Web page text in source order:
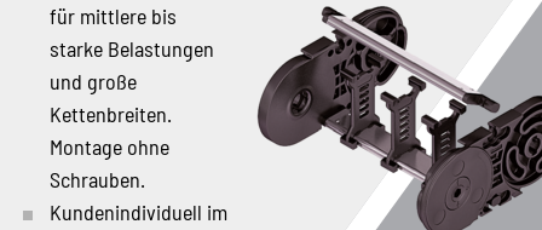
für mittlere bis
starke Belastungen
und große
Kettenbreiten.
Montage ohne
Schrauben.
Kundenindividuell im